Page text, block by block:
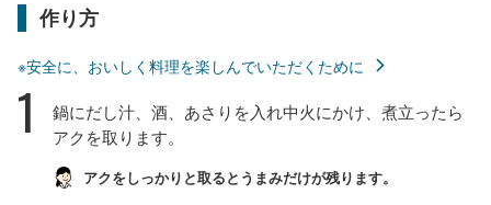
作り方
※安全に、おいしく料理を楽しんでいただくために
1
鍋にだし汁、酒、あさりを入れ中火にかけ、煮立ったら
アクを取ります。
アクをしっかりと取るとうまみだけが残ります。